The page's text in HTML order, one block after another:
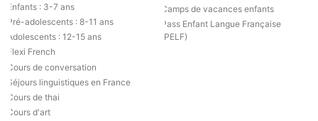
Enfants : 3-7 ans
Pré-adolescents : 8-11 ans
Adolescents : 12-15 ans
Flexi French
Cours de conversation
Séjours linguistiques en France
Cours de thai
Cours d'art
Camps de vacances enfants
Pass Enfant Langue Française
(PELF)